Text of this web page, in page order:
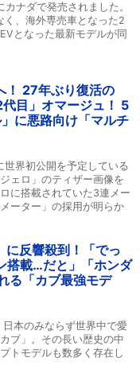
ナダで発売されました。
く、海外専売車となった2
となった最新モデルが同
！ 27年ぶり復活の
代目」オマージュ！ 5
に悪路向け「マルチ
界初公開を予定している
ェロ」のティザー画像を
に搭載されていた3連メー
ーター」の採用が明らか
に反響殺到！「でっ
搭載…だと」「ホンダ
る「カブ最強モデ
本のみならず世界中で愛
ブ」。その長い歴史の中
トモデルも数多く存在し